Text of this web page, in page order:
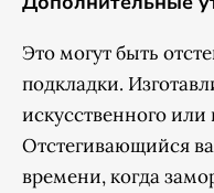
Это могут быть
подкладки.
искусственного или
Отстегивающийся
времени, когда